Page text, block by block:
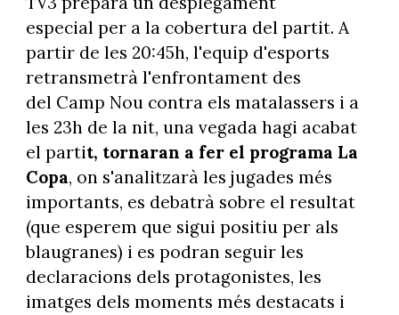
especial per a la cobertura del partit. A
partir de les 20:45h, l'equip d'esports
retransmetrà l'enfrontament des
del Camp Nou contra els matalassers i a
les 23h de la nit, una vegada hagi acabat
el partit, tornaran a fer el programa La
Copa, on s'analitzarà les jugades més
importants, es debatrà sobre el resultat
(que esperem que sigui positiu per als
blaugranes) i es podran seguir les
declaracions dels protagonistes, les
imatges dels moments més destacats i